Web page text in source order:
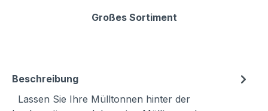
Großes Sortiment
Beschreibung
Lassen Sie Ihre Mülltonnen hinter der